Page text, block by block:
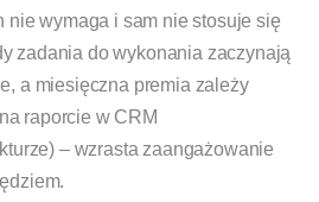
nie wymaga i sam nie stosuje się
zadania do wykonania zaczynają
a miesięczna premia zależy
raporcie w CRM
– wzrasta zaangażowanie